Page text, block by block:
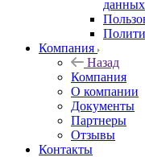
данных
Компания
Назад
Компания
О компании
Документы
Партнеры
Отзывы
Контакты